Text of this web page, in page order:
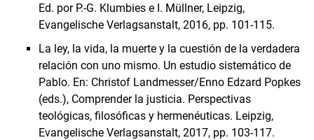
Ed. por P.-G. Klumbies e I. Müllner, Leipzig,
Evangelische Verlagsanstalt, 2016, pp. 101-115.
La ley, la vida, la muerte y la cuestión de la verdadera
relación con uno mismo. Un estudio sistemático de
Pablo. En: Christof Landmesser/Enno Edzard Popkes
(eds.), Comprender la justicia. Perspectivas
teológicas, filosóficas y hermenéuticas. Leipzig,
Evangelische Verlagsanstalt, 2017, pp. 103-117.